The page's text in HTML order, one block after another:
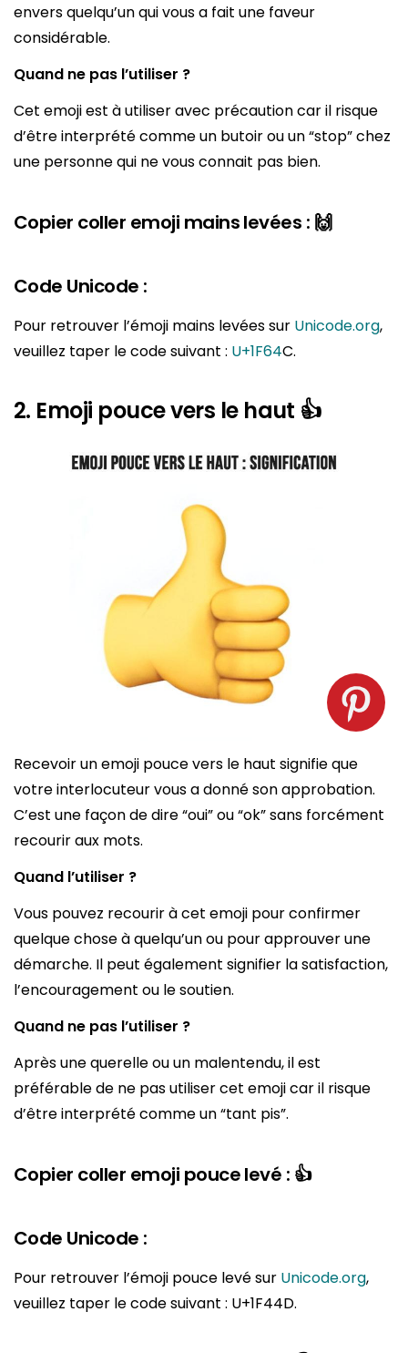
envers quelqu’un qui vous a fait une faveur
considérable.
Quand ne pas l’utiliser ?
Cet emoji est à utiliser avec précaution car il risque
d’être interprété comme un butoir ou un “stop” chez
une personne qui ne vous connait pas bien.
Copier coller emoji mains levées : 🙌
Code Unicode :
Pour retrouver l’émoji mains levées sur Unicode.org,
veuillez taper le code suivant : U+1F64C.
2. Emoji pouce vers le haut 👍
Recevoir un emoji pouce vers le haut signifie que
votre interlocuteur vous a donné son approbation.
C’est une façon de dire “oui” ou “ok” sans forcément
recourir aux mots.
Quand l’utiliser ?
Vous pouvez recourir à cet emoji pour confirmer
quelque chose à quelqu’un ou pour approuver une
démarche. Il peut également signifier la satisfaction,
l’encouragement ou le soutien.
Quand ne pas l’utiliser ?
Après une querelle ou un malentendu, il est
préférable de ne pas utiliser cet emoji car il risque
d’être interprété comme un “tant pis”.
Copier coller emoji pouce levé : 👍
Code Unicode :
Pour retrouver l’émoji pouce levé sur Unicode.org,
veuillez taper le code suivant : U+1F44D.